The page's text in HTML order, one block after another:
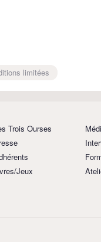
limitées
Trois Ourses
Jeux